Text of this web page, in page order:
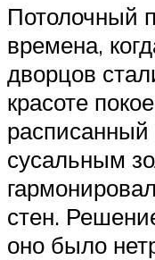
Потолочный
времена,
дворцов
красоте
сусальным
стен.
оно было